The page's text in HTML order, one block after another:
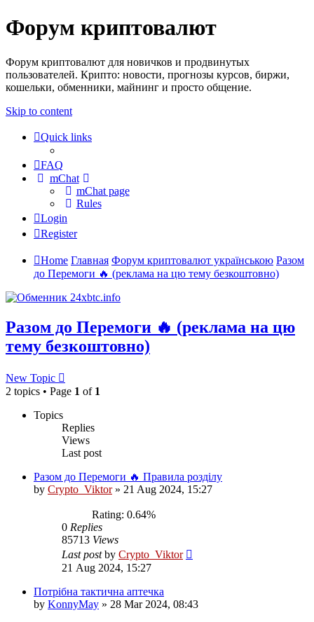
Форум криптовалют
Форум криптовалют для новичков и продвинутых
пользователей. Крипто: новости, прогнозы курсов, биржи,
кошельки, обменники, майнинг и просто общение.
Skip to content
Quick links
FAQ
mChat
mChat page
Rules
Login
Register
Home Главная Форум криптовалют українською Разом
до Перемоги 🔥 (реклама на цю тему безкоштовно)
Разом до Перемоги 🔥 (реклама на цю
тему безкоштовно)
New Topic
2 topics • Page 1 of 1
Topics
Replies
Views
Last post
Разом до Перемоги 🔥 Правила розділу
by Crypto_Viktor» 21 Aug 2024, 15:27
Rating: 0.64%
0 Replies
85713 Views
Last postby Crypto_Viktor
21 Aug 2024, 15:27
Потрібна тактична аптечка
by KonnyMay » 28 Mar 2024, 08:43